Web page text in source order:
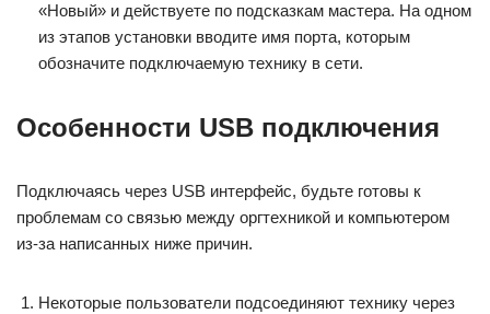
«Новый» и действуете по подсказкам мастера. На одном
из этапов установки вводите имя порта, которым
обозначите подключаемую технику в сети.
Особенности USB подключения
Подключаясь через USB интерфейс, будьте готовы к
проблемам со связью между оргтехникой и компьютером
из-за написанных ниже причин.
Некоторые пользователи подсоединяют технику через